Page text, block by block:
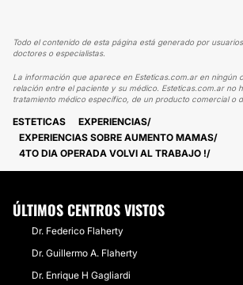
Todo el contenido de esta página está generado por
doctores o especialistas.
La información que aparece en Esteticas.com.ar en ningún
relación entre el paciente y su médico. Esteticas.com.ar no
tratamiento médico específico, de un producto comercial o
ESTETICAS
EXPERIENCIAS
EXPERIENCIAS SOBRE AUMENTO MAMAS
4TO DIA OPERADA VOLVI AL TRABAJO !
ÚLTIMOS CENTROS VISTOS
Dr. Federico Flaherty
Dr. Guillermo A. Flaherty
Dr. Enrique H Gagliardi